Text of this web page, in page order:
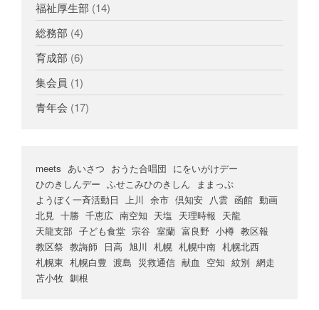
福祉厚生部 (14)
総務部 (4)
育成部 (6)
集会員 (1)
青年会 (17)
meets あいさつ おうた合唱団 にをいがけデー
ひのきしんデー ふせこみひのきしん
ままっぷ
ようぼく一斉活動日 上川 余市 倶知安 八雲 函館 動画
北見 十勝 千恵広 南空知 天塩 天理時報 天龍
天龍支部 子ども食堂 宗谷 室蘭 富良野 小樽 教区報
教区祭 教誨師 日高 旭川 札幌 札幌中南 札幌北西
札幌東 札幌白豊 渡島 災救通信 献血 空知 紋別 網走
苫小牧 釧根